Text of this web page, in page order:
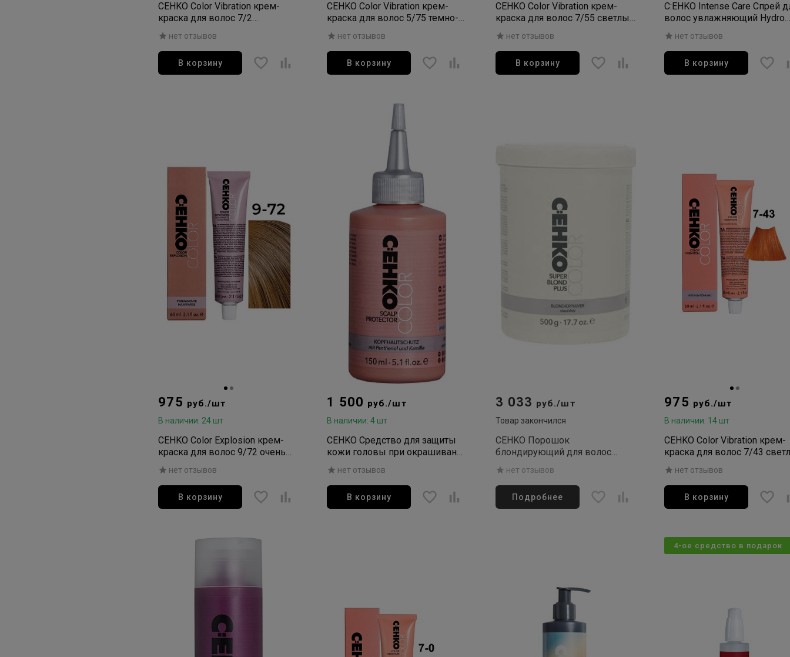
CEHKO Color Vibration крем-
краска для волос 7/2
пепельный блондин 60мл
нет отзывов
В корзину
CEHKO Color Vibration крем-
краска для волос 5/75 темно-
ореховый 60мл
нет отзывов
В корзину
CEHKO Color Vibration крем-
краска для волос 7/55 светлый
гранат 60мл
нет отзывов
В корзину
C:EHKO Intense Care Спрей
волос увлажняющий Hydro
Spray 100мл
нет отзывов
В корзину
975 руб./шт
В наличии: 24 шт
CEHKO Color Explosion крем-
краска для волос 9/72 очень
светлый блондин коричнево-
пепельный 60мл
нет отзывов
В корзину
1 500 руб./шт
В наличии: 4 шт
CEHKO Средство для защиты
кожи головы при окрашивании
Scalp Protector 150мл
нет отзывов
В корзину
3 033 руб./шт
Товар закончился
CEHKO Порошок
блондирующий для волос
нет отзывов
Подробнее
975 руб./шт
В наличии: 14 шт
CEHKO Color Vibration крем-
краска для волос 7/43
медный золотистый 60мл
нет отзывов
В корзину
4-ое средство в подарок